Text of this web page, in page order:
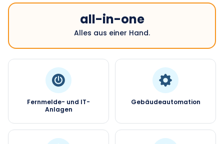
all-in-one
Alles aus einer Hand.
Fernmelde- und IT-
Anlagen
Gebäudeautomation